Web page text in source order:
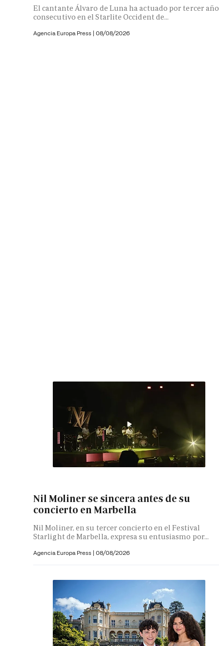
El cantante Álvaro de Luna ha actuado por tercer año
consecutivo en el Starlite Occident de...
Agencia Europa Press | 08/08/2026
Nil Moliner se sincera antes de su
concierto en Marbella
Nil Moliner, en su tercer concierto en el Festival
Starlight de Marbella, expresa su entusiasmo por...
Agencia Europa Press | 08/08/2026